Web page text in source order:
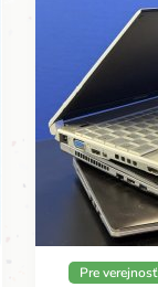
Pre verejnosť